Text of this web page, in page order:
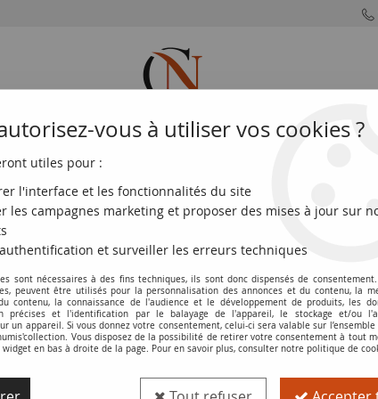
DU MONDE EUROS
1953 - Série O.106 - P.SUP - Kol.918
Billet Indo-Chine Fr. 200 Piastres -
P.SUP - Kol.918
Réf. :100117340
vous à utiliser vos cookies ?
utiles pour :
l'interface et les fonctionnalités du site
les campagnes marketing et proposer des mises à jour sur
et surveiller les erreurs techniques
sont nécessaires à des fins techniques, ils sont donc dispensés de
peuvent être utilisés pour la personnalisation des annonces et du contenu, la
contenu, la connaissance de l'audience et le développement de produits, les
précises et l'identification par le balayage de l'appareil, le stockage et/ou
un appareil. Si vous donnez votre consentement, celui-ci sera valable sur l’ensemble
Vous disposez de la possibilité de retirer votre consentement à tout
en bas à droite de la page. Pour en savoir plus, consulter notre politique de